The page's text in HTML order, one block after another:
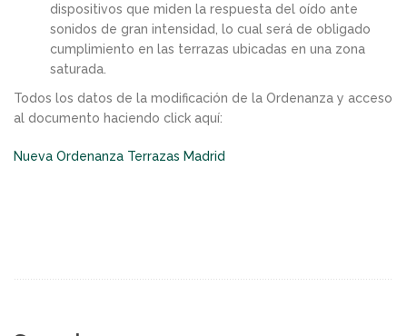
dispositivos que miden la respuesta del oído ante
sonidos de gran intensidad, lo cual será de obligado
cumplimiento en las terrazas ubicadas en una zona
saturada.
Todos los datos de la modificación de la Ordenanza y acceso
al documento haciendo click aquí:
Nueva Ordenanza Terrazas Madrid